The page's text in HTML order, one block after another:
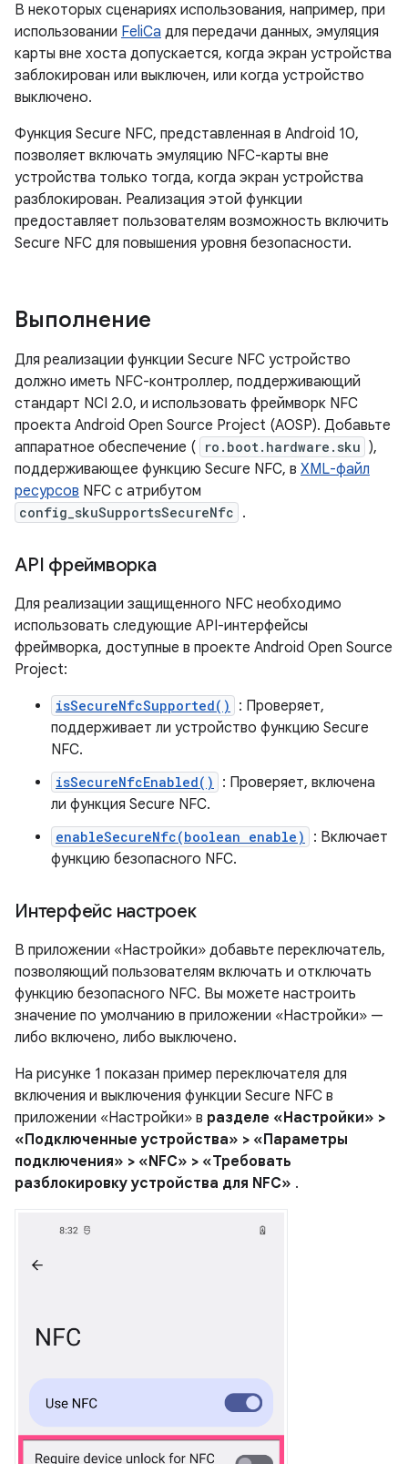
В некоторых сценариях использования, например, при
использовании FeliCa для передачи данных, эмуляция
карты вне хоста допускается, когда экран устройства
заблокирован или выключен, или когда устройство
выключено.
Функция Secure NFC, представленная в Android 10,
позволяет включать эмуляцию NFC-карты вне
устройства только тогда, когда экран устройства
разблокирован. Реализация этой функции
предоставляет пользователям возможность включить
Secure NFC для повышения уровня безопасности.
Выполнение
Для реализации функции Secure NFC устройство
должно иметь NFC-контроллер, поддерживающий
стандарт NCI 2.0, и использовать фреймворк NFC
проекта Android Open Source Project (AOSP). Добавьте
аппаратное обеспечение (
ro.boot.hardware.sku ),
поддерживающее функцию Secure NFC, в XML-файл
ресурсов NFC с атрибутом
config_skuSupportsSecureNfc .
API фреймворка
Для реализации защищенного NFC необходимо
использовать следующие API-интерфейсы
фреймворка, доступные в проекте Android Open Source
Project:
isSecureNfcSupported()
: Проверяет,
поддерживает ли устройство функцию Secure
NFC.
isSecureNfcEnabled()
: Проверяет, включена
ли функция Secure NFC.
enableSecureNfc(boolean enable)
: Включает
функцию безопасного NFC.
Интерфейс настроек
В приложении «Настройки» добавьте переключатель,
позволяющий пользователям включать и отключать
функцию безопасного NFC. Вы можете настроить
значение по умолчанию в приложении «Настройки» —
либо включено, либо выключено.
На рисунке 1 показан пример переключателя для
включения и выключения функции Secure NFC в
приложении «Настройки» в разделе «Настройки» >
«Подключенные устройства» > «Параметры
подключения» > «NFC» > «Требовать
разблокировку устройства для NFC» .